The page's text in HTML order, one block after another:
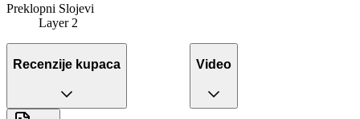
Preklopni Slojevi
Layer 2
Recenzije kupaca Video